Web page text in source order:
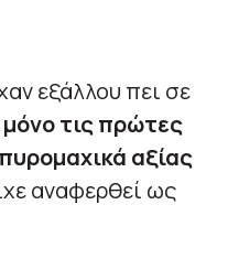
εξάλλου πει σε
μόνο τις πρώτες
αξίας
αναφερθεί ως